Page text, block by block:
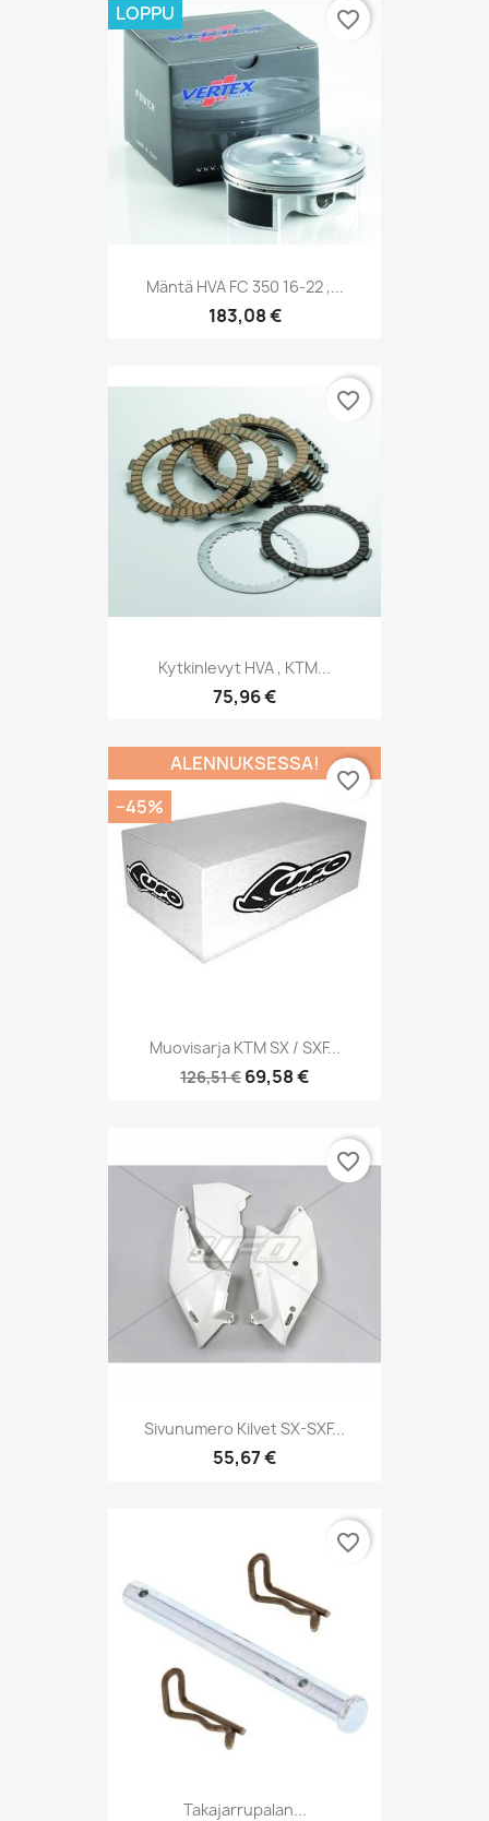
Mäntä HVA FC 350 16-22 ,...
183,08 €
LOPPU favorite_border
Kytkinlevyt HVA , KTM...
75,96 €
favorite_border
Muovisarja KTM SX / SXF...
126,51 € 69,58 €
ALENNUKSESSA!
−45%
favorite_border
Sivunumero Kilvet SX-SXF...
55,67 €
favorite_border
Takajarrupalan...
favorite_border